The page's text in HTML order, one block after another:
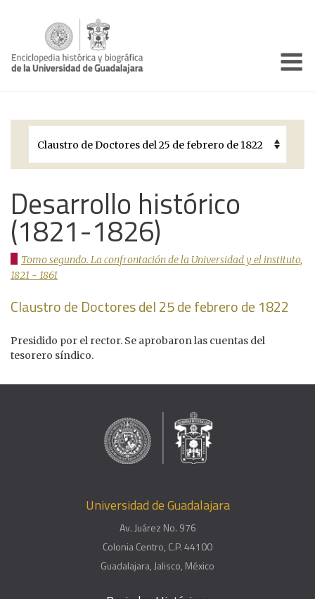
Períodos Históricos
Galería
Documentos institucionales
Desarrollo histórico
(1821-1826)
Tomo segundo. La confrontación de la Universidad y el instituto,
1821 - 1861
Claustro de Doctores del 25 de febrero de 1822
Presidido por el rector. Se aprobaron las cuentas del
tesorero síndico.
Universidad de Guadalajara
Av. Juárez No. 976
Colonia Centro, C.P. 44100
Guadalajara, Jalisco, México